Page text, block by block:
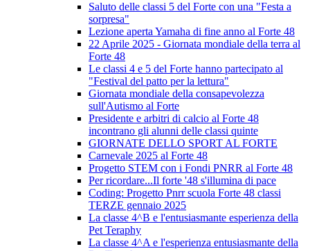
Saluto delle classi 5 del Forte con una "Festa a
sorpresa"
Lezione aperta Yamaha di fine anno al Forte 48
22 Aprile 2025 - Giornata mondiale della terra al
Forte 48
Le classi 4 e 5 del Forte hanno partecipato al
"Festival del patto per la lettura"
Giornata mondiale della consapevolezza
sull'Autismo al Forte
Presidente e arbitri di calcio al Forte 48
incontrano gli alunni delle classi quinte
GIORNATE DELLO SPORT AL FORTE
Carnevale 2025 al Forte 48
Progetto STEM con i Fondi PNRR al Forte 48
Per ricordare...Il forte '48 s'illumina di pace
Coding: Progetto Pnrr scuola Forte 48 classi
TERZE gennaio 2025
La classe 4^B e l'entusiasmante esperienza della
Pet Teraphy
La classe 4^A e l'esperienza entusiasmante della